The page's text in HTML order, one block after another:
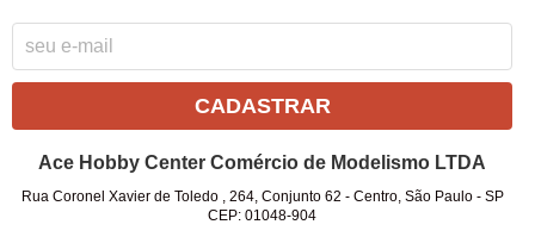
CADASTRAR
Ace Hobby Center Comércio de Modelismo LTDA
Rua Coronel Xavier de Toledo , 264, Conjunto 62 - Centro, São Paulo- SP
CEP: 01048-904